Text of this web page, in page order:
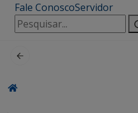
Fale ConoscoServidor
Pesquisar
por: